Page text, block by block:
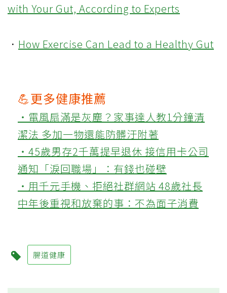
with Your Gut, According to Experts
． How Exercise Can Lead to a Healthy Gut
💪更多健康推薦
‧電風扇滿是灰塵？家事達人教1分鐘清
潔法 多加一物還能防髒汙附著
‧45歲男存2千萬提早退休 接信用卡公司
通知「淚回職場」：有錢也碰壁
‧用千元手機、拒絕社群網站 48歲社長
中年後重視和放棄的事：不為面子消費
腸道健康